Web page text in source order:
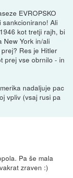
EVROPSKO
sankcionirano! Ali
kot tretji rajh, bi
New York in/ali
Res je Hitler
prej vse obrnilo - in
nadaljuje pac
vpliv (vsaj rusi pa
Pa še mala
zraven :)